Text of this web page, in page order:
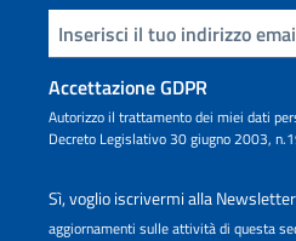
Inserisci la tua email
Accettazione GDPR
Autorizzo il trattamento dei miei dati
Decreto Legislativo 30 giugno 2003,
Sì, voglio iscrivermi alla
aggiornamenti sulle attività di questa